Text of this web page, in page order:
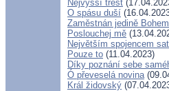
Nejvyšší trest
O spásu duší
Zaměstnán jedině Bohem
Poslouchej mě
Největším spojencem
Pouze to (11.04.2023)
Díky poznání sebe
Ó převeselá novina
Král židovský